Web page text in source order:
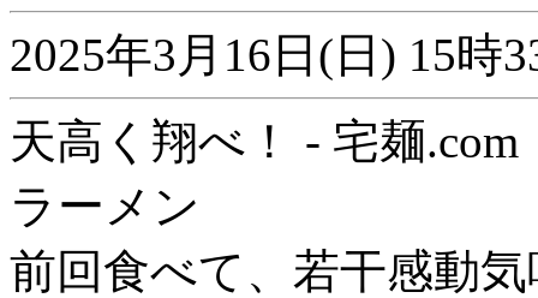
2025年3月16日(日) 15時
天高く翔べ！ - 宅麺.com
ラーメン
前回食べて、若干感動